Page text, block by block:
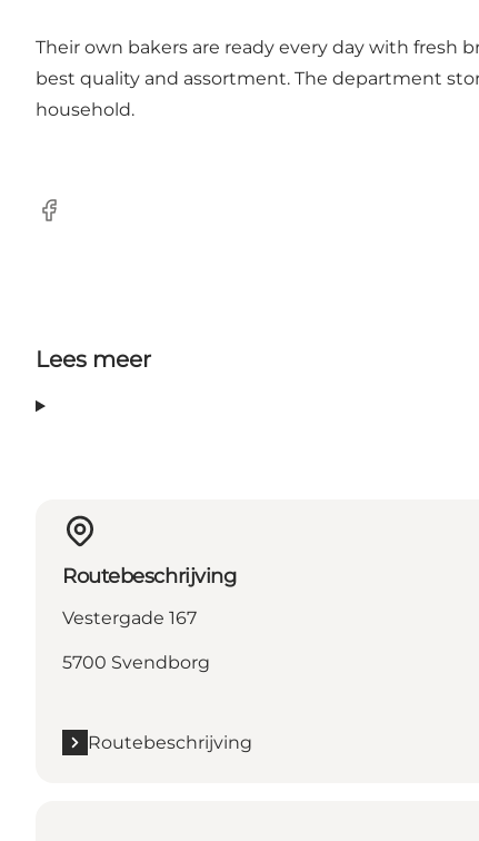
Their own bakers are ready every day with fresh
best quality and assortment. The department
household.
Facebook
Lees meer
Routebeschrijving
Vestergade 167
5700 Svendborg
Routebeschrijving